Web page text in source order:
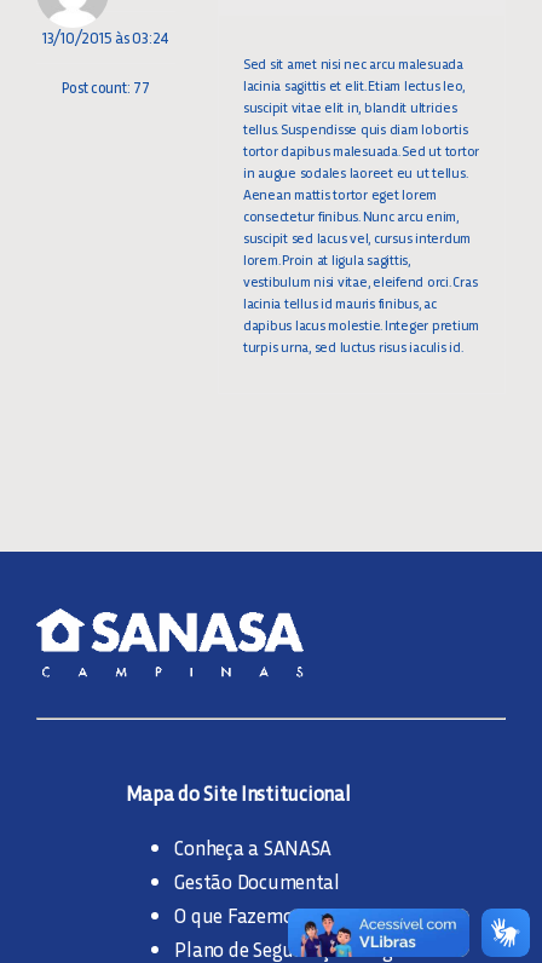
13/10/2015 às 03:24
Post count: 77
Sed sit amet nisi nec arcu malesuada
lacinia sagittis et elit. Etiam lectus leo,
suscipit vitae elit in, blandit ultricies
tellus. Suspendisse quis diam lobortis
tortor dapibus malesuada. Sed ut tortor
in augue sodales laoreet eu ut tellus.
Aenean mattis tortor eget lorem
consectetur finibus. Nunc arcu enim,
suscipit sed lacus vel, cursus interdum
lorem. Proin at ligula sagittis,
vestibulum nisi vitae, eleifend orci. Cras
lacinia tellus id mauris finibus, ac
dapibus lacus molestie. Integer pretium
turpis urna, sed luctus risus iaculis id.
Mapa do Site Institucional
Conheça a SANASA
Gestão Documental
O que Fazemos
Plano de Segurança da Água